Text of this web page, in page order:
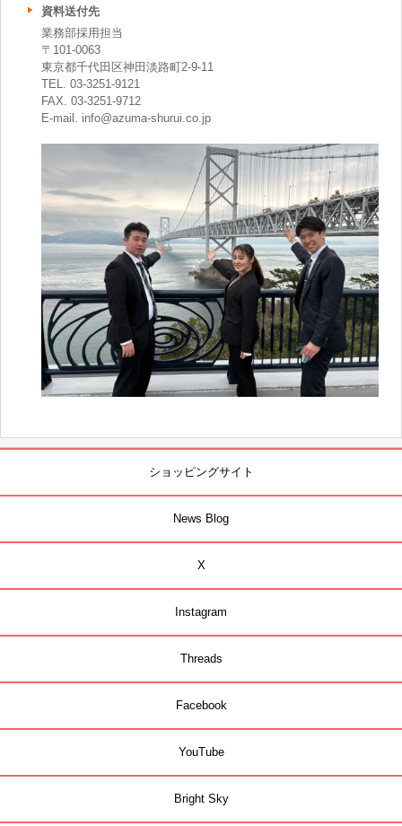
資料送付先
業務部採用担当
〒101-0063
東京都千代田区神田淡路町2-9-11
TEL. 03-3251-9121
FAX. 03-3251-9712
E-mail. info@azuma-shurui.co.jp
ショッピングサイト
News Blog
X
Instagram
Threads
Facebook
YouTube
Bright Sky